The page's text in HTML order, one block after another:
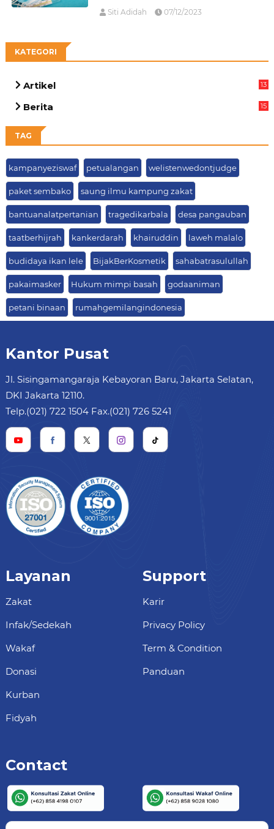
Siti Adidah 07/12/2023
KATEGORI
Artikel
13
Berita
15
TAG
kampanyeziswaf petualangan welistenwedontjudge
paket sembako saung ilmu kampung zakat
bantuanalatpertanian tragedikarbala desa pangauban
taatberhijrah kankerdarah khairuddin laweh malalo
budidaya ikan lele BijakBerKosmetik sahabatrasulullah
pakaimasker Hukum mimpi basah godaaniman
petani binaan rumahgemilangindonesia
Kantor Pusat
Jl. Sisingamangaraja Kebayoran Baru, Jakarta Selatan,
DKI Jakarta 12110.
Telp.(021) 722 1504 Fax.(021) 726 5241
Layanan
Zakat
Infak/Sedekah
Wakaf
Donasi
Kurban
Fidyah
Support
Karir
Privacy Policy
Term & Condition
Panduan
Contact